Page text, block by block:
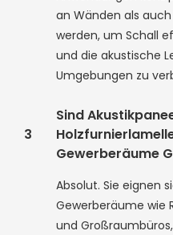
an Wänden als
werden, um Schall
und die akustische
Umgebungen zu
3
Sind
Gewerberäume
Absolut. Sie eignen
Gewerberäume wie
und